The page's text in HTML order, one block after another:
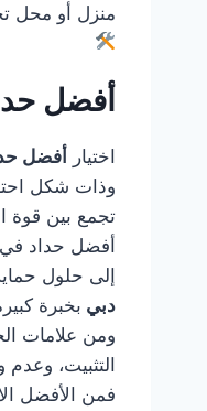
منزل أو محل
أفضل
اختيار أفضل
وذات شكل
تجمع بين قوة
أفضل حداد في
إلى حلول
دبي بخبرة
ومن علامات
التثبيت،
فمن الأفضل